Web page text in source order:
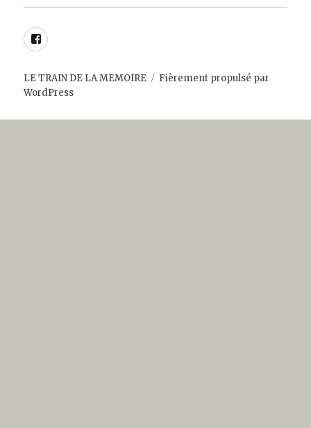
Facebook
LE TRAIN DE LA MEMOIRE
Fièrement propulsé par
WordPress